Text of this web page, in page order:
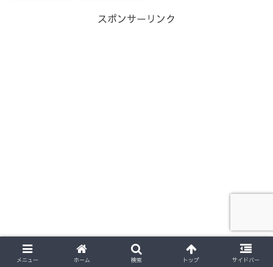
スポンサーリンク
メニュー ホーム 検索 トップ サイドバー